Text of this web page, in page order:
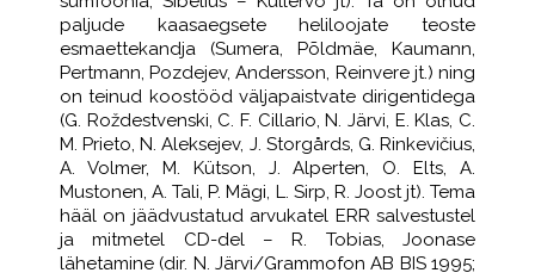
paljude kaasaegsete heliloojate teoste
esmaettekandja (Sumera, Põldmäe, Kaumann,
Pertmann, Pozdejev, Andersson, Reinvere jt.) ning
on teinud koostööd väljapaistvate dirigentidega
(G. Roždestvenski, C. F. Cillario, N. Järvi, E. Klas, C.
M. Prieto, N. Aleksejev, J. Storgårds, G. Rinkevičius,
A. Volmer, M. Kütson, J. Alperten, O. Elts, A.
Mustonen, A. Tali, P. Mägi, L. Sirp, R. Joost jt). Tema
hääl on jäädvustatud arvukatel ERR salvestustel
ja mitmetel CD-del – R. Tobias, Joonase
lähetamine (dir. N. Järvi/Grammofon AB BIS 1995;